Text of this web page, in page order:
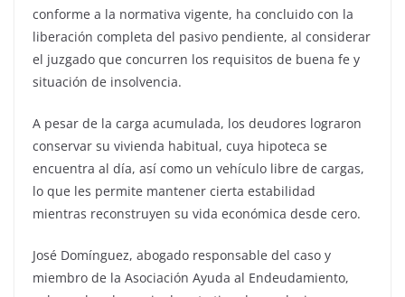
conforme a la normativa vigente, ha concluido con la
liberación completa del pasivo pendiente, al considerar
el juzgado que concurren los requisitos de buena fe y
situación de insolvencia.
A pesar de la carga acumulada, los deudores lograron
conservar su vivienda habitual, cuya hipoteca se
encuentra al día, así como un vehículo libre de cargas,
lo que les permite mantener cierta estabilidad
mientras reconstruyen su vida económica desde cero.
José Domínguez, abogado responsable del caso y
miembro de la Asociación Ayuda al Endeudamiento,